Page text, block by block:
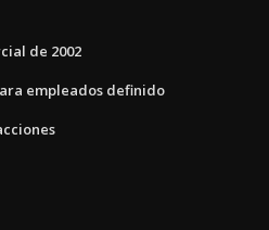
de 2002
empleados definido